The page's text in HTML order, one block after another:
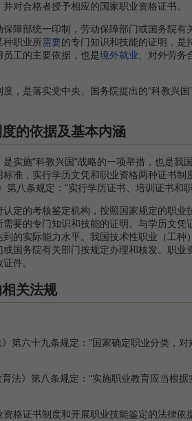
对合格者授予相应的国家职业资格证书。
部统一印制，劳动保障部门或国务院有
种职业所需要的专门知识和技能的证明，是
员工的主要依据，也是境外就业、对外劳务
是落实党中央、国务院提出的“科教兴国
的依据及基本内涵
施"科教兴国"战略的一项举措，也是我
准，实行学历文凭和职业资格两种证书
第八条规定："实行学历证书、培训证书和
的考核鉴定机构，按照国家规定的职业
要的专门知识和技能的证明。与学历文凭
到的实际能力水平。我国技术性职业（工
国务院有关部门按规定办理和核发。职
件。
关法规
》第六十九条规定："国家确定职业分类，
育法》第八条规定："实施职业教育应当根
格证书制度和开展职业技能鉴定的法律依